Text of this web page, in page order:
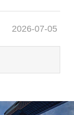
2026-07-05